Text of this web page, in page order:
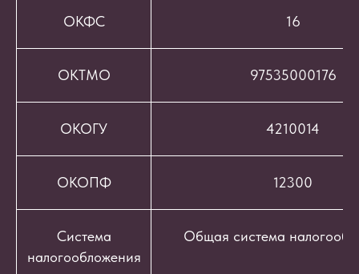
ОКФС 16
ОКТМО 97535000176
ОКОГУ 4210014
ОКОПФ 12300
Система
налогообложения
Общая система